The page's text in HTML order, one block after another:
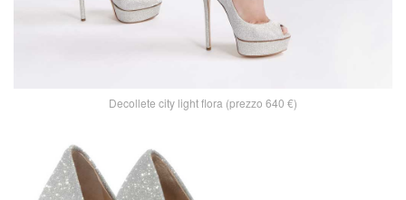
Decollete city light flora (prezzo 640 €)